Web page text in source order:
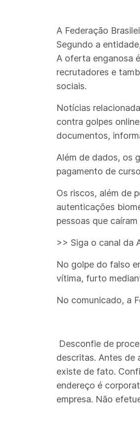
A Federação
Segundo a
A oferta enganosa
recrutadores e
sociais.
Notícias
contra golpes
documentos,
Além de dados, os
pagamento de
Os riscos, além de
autenticações
pessoas que
>> Siga o canal da
No golpe do falso
vítima, furto
No comunicado, a
Desconfie de
descritas. Antes de
existe de fato.
endereço é
empresa. Não